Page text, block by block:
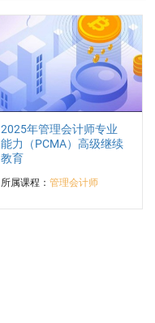
2025年管理会计师专业
能力（PCMA）高级继续
教育
所属课程：管理会计师